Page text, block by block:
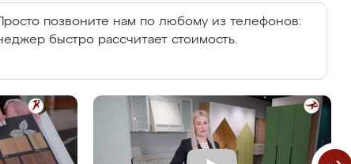
позвоните нам по любому из телефонов:
быстро рассчитает стоимость.